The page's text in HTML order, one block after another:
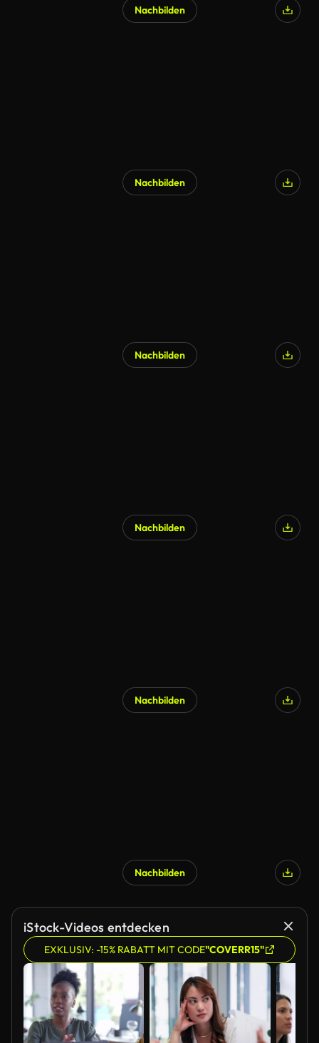
Nachbilden
Nachbilden
Nachbilden
Nachbilden
Nachbilden
Nachbilden
iStock-Videos entdecken
EXKLUSIV: -15% RABATT MIT CODE"COVERR15"